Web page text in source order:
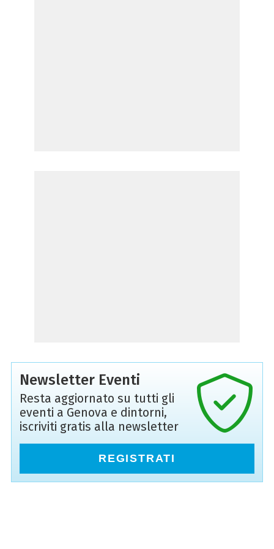
Newsletter Eventi
Resta aggiornato su tutti gli
eventi a Genova e dintorni,
iscriviti gratis alla newsletter
REGISTRATI